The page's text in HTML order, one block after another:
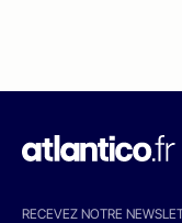
RECEVEZ NOTRE